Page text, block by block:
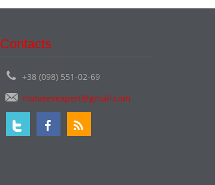
Contacts
+38 (098) 551-02-69
matveevexpert@gmail.com